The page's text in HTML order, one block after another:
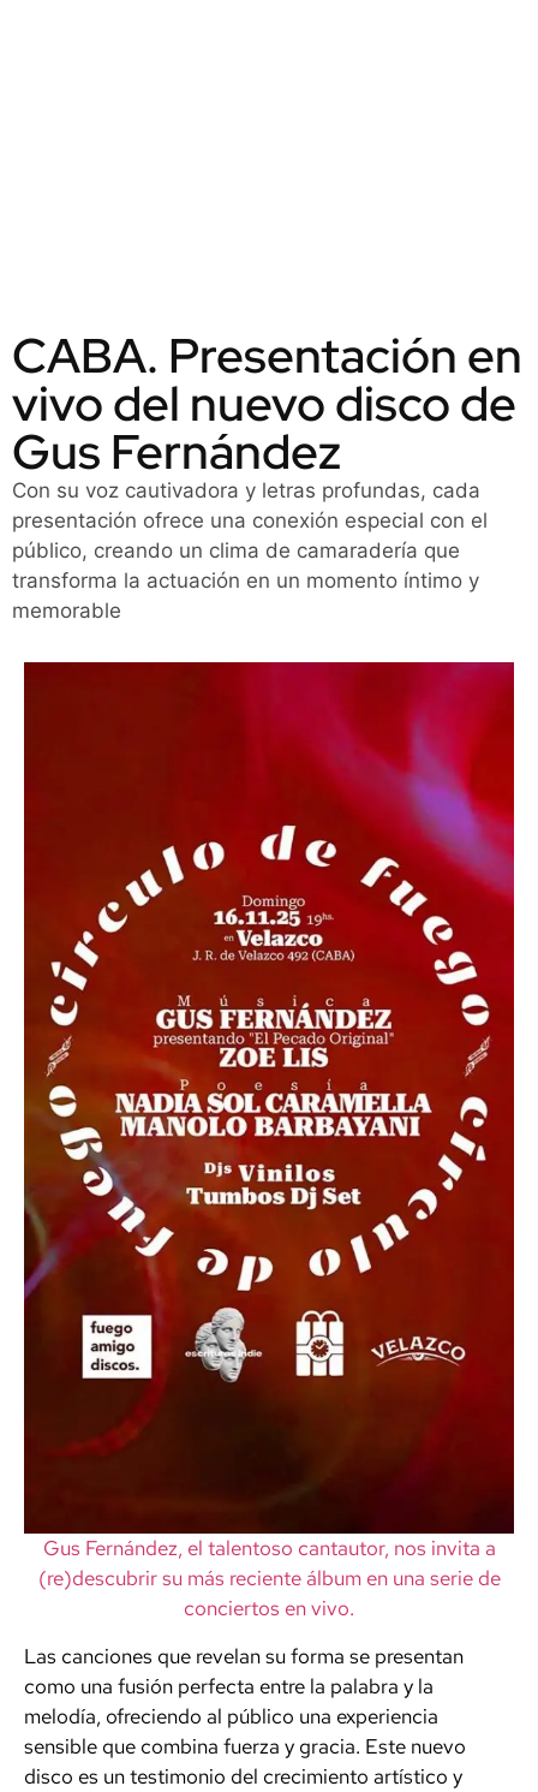
CABA. Presentación en
vivo del nuevo disco de
Gus Fernández
Con su voz cautivadora y letras profundas, cada
presentación ofrece una conexión especial con el
público, creando un clima de camaradería que
transforma la actuación en un momento íntimo y
memorable
Gus Fernández, el talentoso cantautor, nos invita a
(re)descubrir su más reciente álbum en una serie de
conciertos en vivo.
Las canciones que revelan su forma se presentan
como una fusión perfecta entre la palabra y la
melodía, ofreciendo al público una experiencia
sensible que combina fuerza y gracia. Este nuevo
disco es un testimonio del crecimiento artístico y